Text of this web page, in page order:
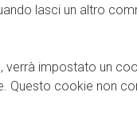
lasci un altro
verrà impostato un
Questo cookie non